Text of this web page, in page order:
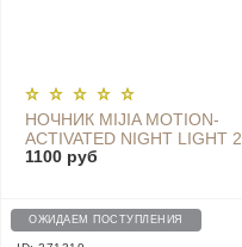
НОЧНИК MIJIA MOTION-
ACTIVATED NIGHT LIGHT 2
MJYD02YL
1100 руб
ОЖИДАЕМ ПОСТУПЛЕНИЯ